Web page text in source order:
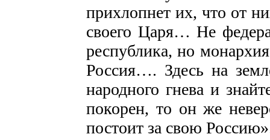
прихлопнет их, что от
своего Царя… Не
республика, но
Россия…. Здесь на
народного гнева и
покорен, то он же
постоит за свою